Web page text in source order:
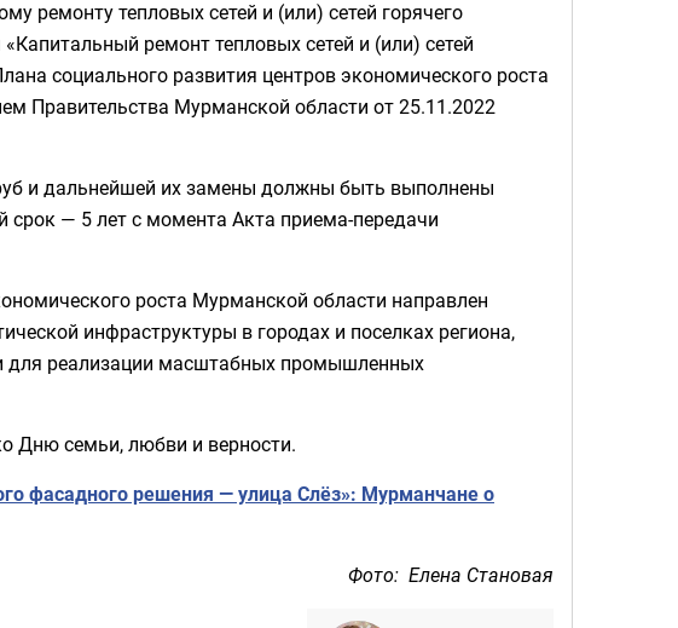
ремонту тепловых сетей и (или) сетей горячего
ремонт тепловых сетей и (или) сетей
социального развития центров экономического роста
Правительства Мурманской области от 25.11.2022
и дальнейшей их замены должны быть выполнены
срок — 5 лет с момента Акта приема-передачи
роста Мурманской области направлен
инфраструктуры в городах и поселках региона,
реализации масштабных промышленных
Дню семьи, любви и верности.
фасадного решения — улица Слёз»: Мурманчане о
Фото: Елена Становая